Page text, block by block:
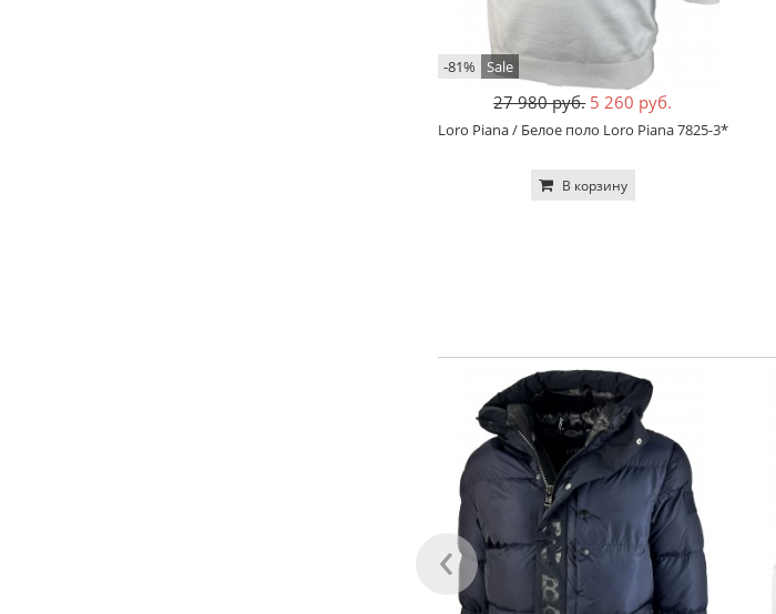
-81% Sale
27 980 руб. 5 260 руб.
Loro Piana / Белое поло Loro Piana 7825-3*
В корзину
‹